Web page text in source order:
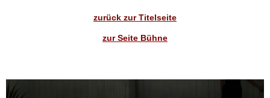
zurück zur Titelseite
zur Seite Bühne